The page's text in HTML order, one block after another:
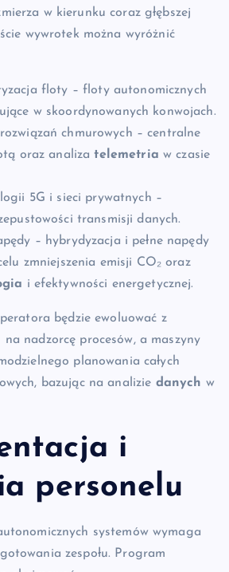
w kierunku coraz głębszej
wywrotek można wyróżnić
floty – floty autonomicznych
w skoordynowanych konwojach.
chmurowych – centralne
oraz analizatelemetria w czasie
5G i sieci prywatnych –
transmisji danych.
– hybrydyzacja i pełne napędy
zmniejszenia emisji CO₂ oraz
i efektywności energetycznej.
będzie ewoluować z
nadzorcę procesów, a maszyny
planowania całych
bazując na analizie danych w
i
personelu
systemów wymaga
zespołu. Program